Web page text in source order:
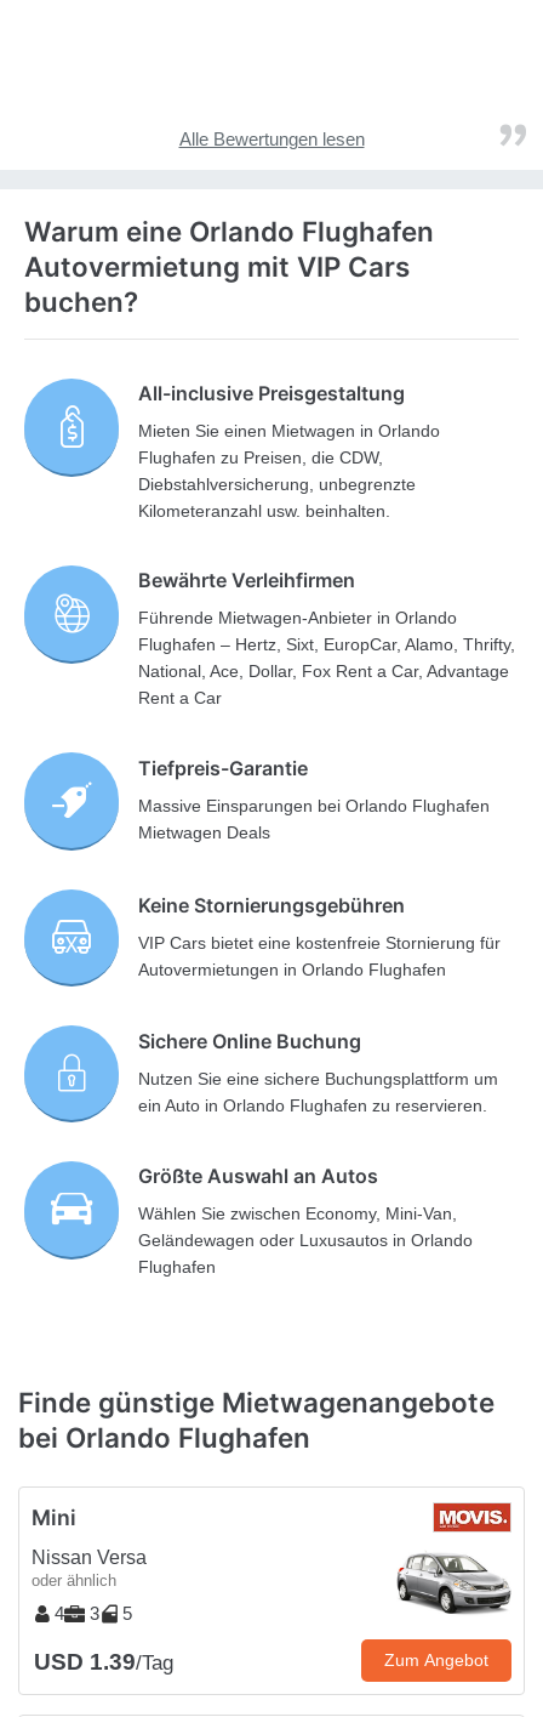
Alle Bewertungen lesen
Warum eine Orlando Flughafen
Autovermietung mit VIP Cars
buchen?
All-inclusive Preisgestaltung
Mieten Sie einen Mietwagen in Orlando
Flughafen zu Preisen, die CDW,
Diebstahlversicherung, unbegrenzte
Kilometeranzahl usw. beinhalten.
Bewährte Verleihfirmen
Führende Mietwagen-Anbieter in Orlando
Flughafen – Hertz, Sixt, EuropCar, Alamo, Thrifty,
National, Ace, Dollar, Fox Rent a Car, Advantage
Rent a Car
Tiefpreis-Garantie
Massive Einsparungen bei Orlando Flughafen
Mietwagen Deals
Keine Stornierungsgebühren
VIP Cars bietet eine kostenfreie Stornierung für
Autovermietungen in Orlando Flughafen
Sichere Online Buchung
Nutzen Sie eine sichere Buchungsplattform um
ein Auto in Orlando Flughafen zu reservieren.
Größte Auswahl an Autos
Wählen Sie zwischen Economy, Mini-Van,
Geländewagen oder Luxusautos in Orlando
Flughafen
Finde günstige Mietwagenangebote
bei Orlando Flughafen
Mini
Nissan Versa
oder ähnlich
4 3 5
USD 1.39/Tag Zum Angebot